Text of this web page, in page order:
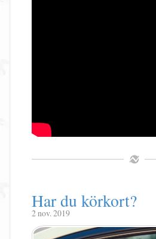
Har du körkort?
2 nov. 2019